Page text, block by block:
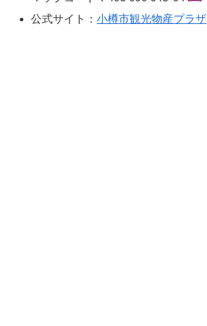
公式サイト：小樽市観光物産プラザ